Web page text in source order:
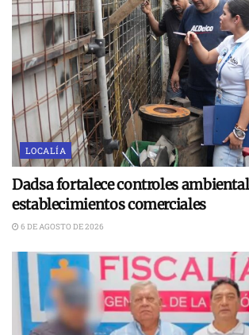
LOCALÍA
Dadsa fortalece controles
establecimientos comerciales
6 DE AGOSTO DE 2026